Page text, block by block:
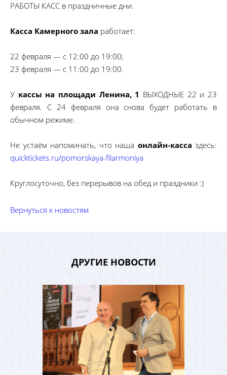
РАБОТЫ КАСС в праздничные дни.
Касса Камерного зала работает:
22 февраля — с 12:00 до 19:00;
23 февраля — с 11:00 до 19:00.
У кассы на площади Ленина, 1 ВЫХОДНЫЕ 22 и 23
февраля. С 24 февраля она снова будет работать в
обычном режиме.
Не устаём напоминать, что наша онлайн-касса здесь:
quicktickets.ru/pomorskaya-filarmoniya
Круглосуточно, без перерывов на обед и праздники :)
Вернуться к новостям
ДРУГИЕ НОВОСТИ